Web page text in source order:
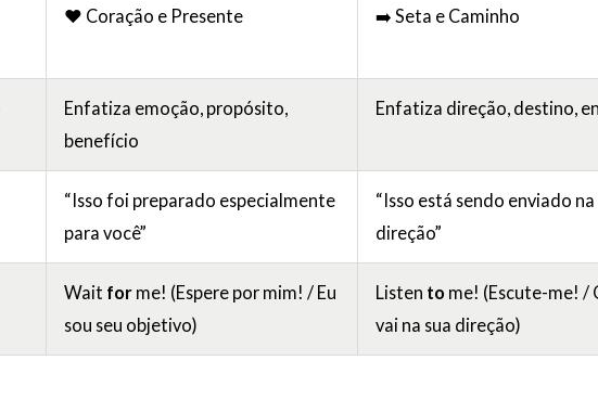
❤️ Coração e Presente ➡️ Seta e Caminho
Enfatiza emoção, propósito,
benefício
Enfatiza direção, destino,
“Isso foi preparado especialmente
para você”
“Isso está sendo enviado na
direção”
Wait forme! (Espere por mim! / Eu
sou seu objetivo)
Listen to me! (Escute-me! /
vai na sua direção)